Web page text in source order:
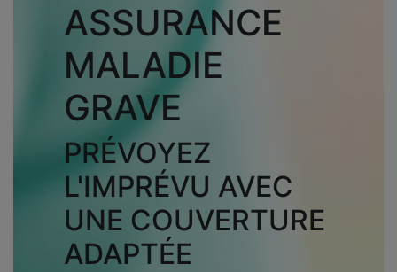
ASSURANCE
MALADIE
GRAVE
PRÉVOYEZ
L'IMPRÉVU AVEC
UNE COUVERTURE
ADAPTÉE